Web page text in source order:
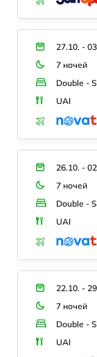
27.10. -
7 ночей
Double -
UAI
26.10. -
7 ночей
Double -
UAI
22.10. -
7 ночей
Double -
UAI